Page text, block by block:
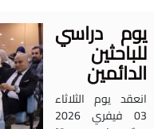
دراسي
يوم الثلاثاء
03 فيفري 2026